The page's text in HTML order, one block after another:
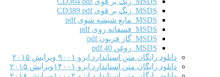
MSDS زنگ بر قوی CD389 pdf
MSDS مایع شیشه شوی pdf
MSDS فسفاته روی pdf
MSDS گاز فریون pdf
MSDS روغن 40 pdf
دانلود رایگان متن استاندارد ایزو ۹۰۰۱ ویرایش ۲۰۱۵
دانلود رایگان متن استاندارد ایزو ۱۴۰۰۱ویرایش ۲۰۱۵